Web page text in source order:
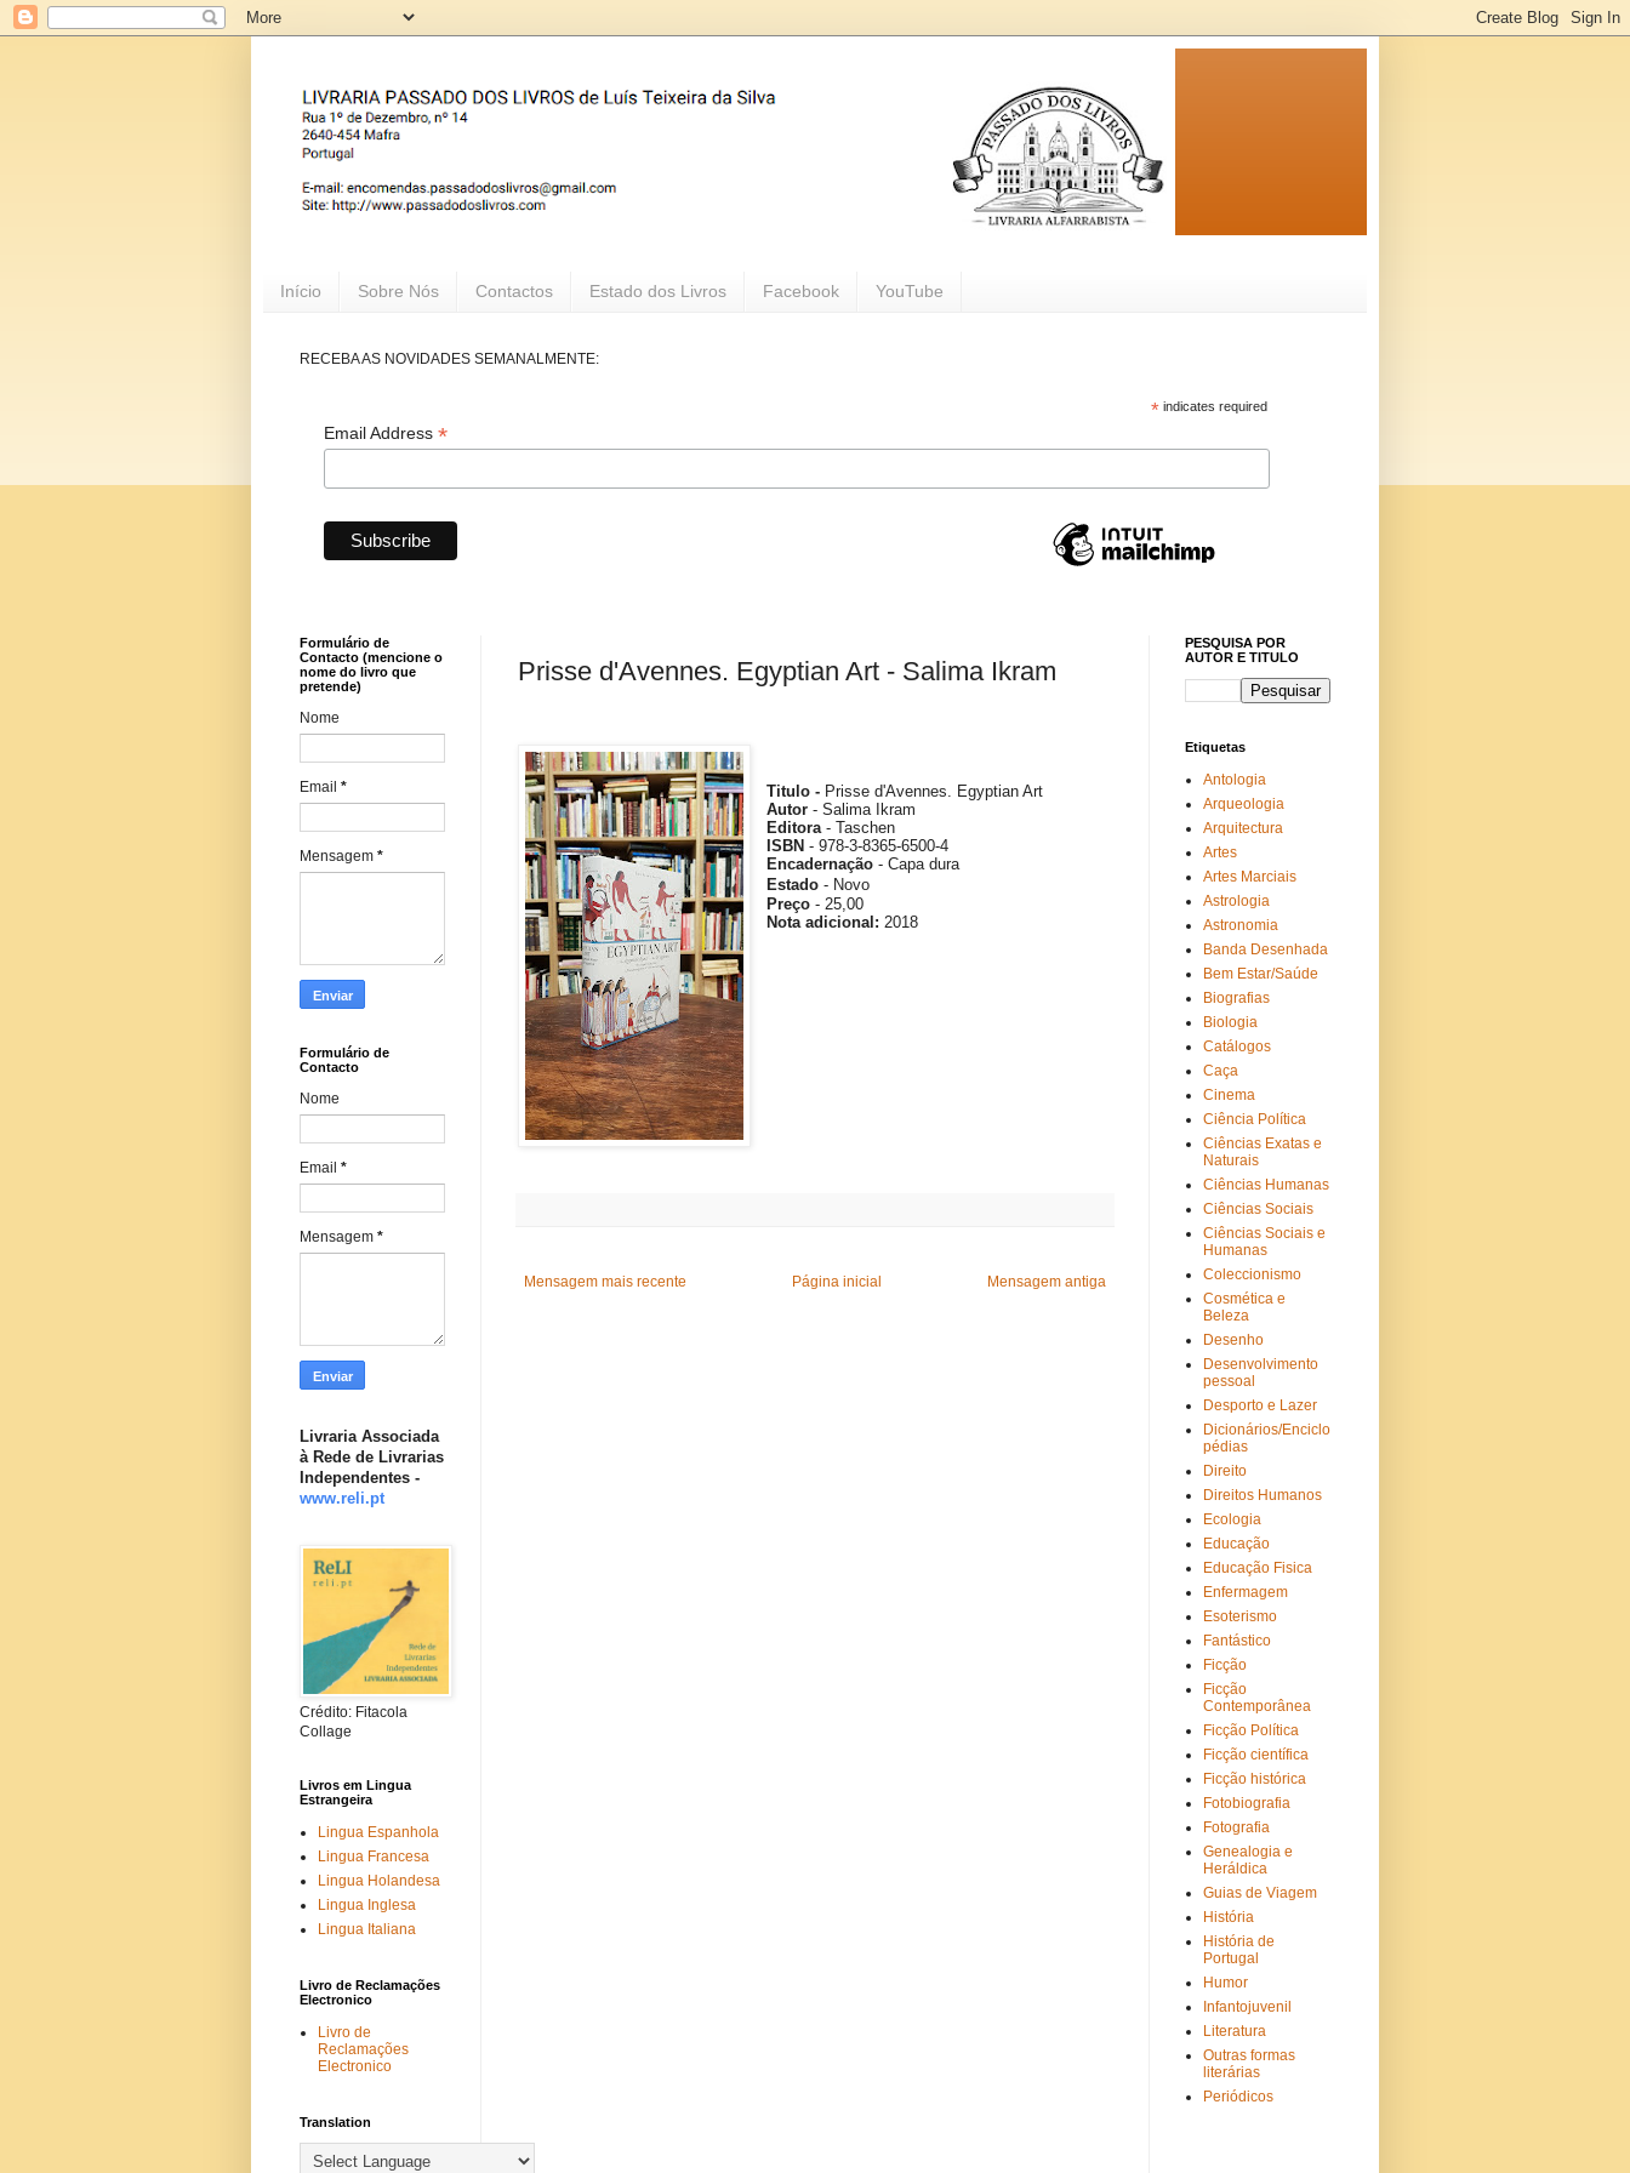
Início Sobre Nós Contactos Estado dos Livros Facebook YouTube
RECEBA AS NOVIDADES SEMANALMENTE:
*indicates required
Email Address *
Prisse d'Avennes. Egyptian Art - Salima Ikram
Titulo - Prisse d'Avennes. Egyptian Art
Autor -Salima Ikram
Editora- Taschen
ISBN -978-3-8365-6500-4
Encadernação - Capa dura
Estado - Novo
Preço - 25,00
Notaadicional :2018
Mensagem mais recente Mensagem antiga
Página inicial
Formulário de
Contacto (mencione o
nome do livro que
pretende)
Nome
Email *
Mensagem *
Formulário de
Contacto
Nome
Email *
Mensagem *
Livraria Associada
à Rede de Livrarias
Independentes -
www.reli.pt
Crédito: Fitacola
Collage
Livros em Lingua
Estrangeira
Lingua Espanhola
Lingua Francesa
Lingua Holandesa
Lingua Inglesa
Lingua Italiana
Livro de Reclamações
Electronico
Livro de
Reclamações
Electronico
Translation
PESQUISA POR
AUTOR E TITULO
Etiquetas
Antologia
Arqueologia
Arquitectura
Artes
Artes Marciais
Astrologia
Astronomia
Banda Desenhada
Bem Estar/Saúde
Biografias
Biologia
Catálogos
Caça
Cinema
Ciência Política
Ciências Exatas e
Naturais
Ciências Humanas
Ciências Sociais
Ciências Sociais e
Humanas
Coleccionismo
Cosmética e
Beleza
Desenho
Desenvolvimento
pessoal
Desporto e Lazer
Dicionários/Enciclo
pédias
Direito
Direitos Humanos
Ecologia
Educação
Educação Fisica
Enfermagem
Esoterismo
Fantástico
Ficção
Ficção
Contemporânea
Ficção Política
Ficção científica
Ficção histórica
Fotobiografia
Fotografia
Genealogia e
Heráldica
Guias de Viagem
História
História de
Portugal
Humor
Infantojuvenil
Literatura
Outras formas
literárias
Periódicos